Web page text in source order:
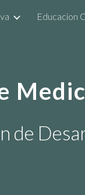
content Educacion
de